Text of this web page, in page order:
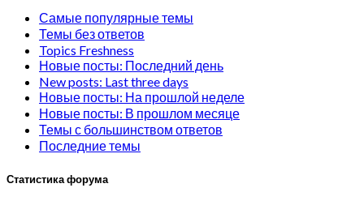
Самые популярные темы
Темы без ответов
Topics Freshness
Новые посты: Последний день
New posts: Last three days
Новые посты: На прошлой неделе
Новые посты: В прошлом месяце
Темы с большинством ответов
Последние темы
Статистика форума